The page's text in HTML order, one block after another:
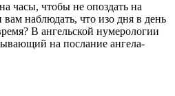
часы, чтобы не опоздать на
вам наблюдать, что изо дня в день
В ангельской нумерологии
на послание ангела-